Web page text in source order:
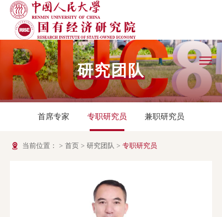
研究团队
首席专家 专职研究员 兼职研究员
当前位置： > 首页 > 研究团队 > 专职研究员